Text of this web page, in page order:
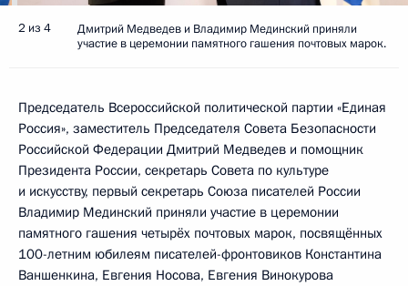
2 из 4
Дмитрий Медведев и Владимир Мединский приняли
участие в церемонии памятного гашения почтовых марок.
Председатель Всероссийской политической партии «Единая
Россия», заместитель Председателя Совета Безопасности
Российской Федерации Дмитрий Медведев и помощник
Президента России, секретарь Совета по культуре
и искусству, первый секретарь Союза писателей России
Владимир Мединский приняли участие в церемонии
памятного гашения четырёх почтовых марок, посвящённых
100-летним юбилеям писателей-фронтовиков Константина
Ваншенкина, Евгения Носова, Евгения Винокурова